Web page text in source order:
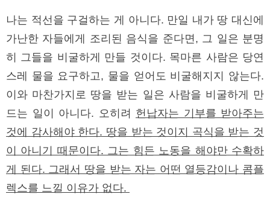
나는 적선을 구걸하는 게 아니다. 만일 내가 땅 대신에
가난한 자들에게 조리된 음식을 준다면, 그 일은 분명
히 그들을 비굴하게 만들 것이다. 목마른 사람은 당연
스레 물을 요구하고, 물을 얻어도 비굴해지지 않는다.
이와 마찬가지로 땅을 받는 일은 사람을 비굴하게 만
드는 일이 아니다. 오히려 헌납자는 기부를 받아주는
것에 감사해야 한다. 땅을 받는 것이지 곡식을 받는 것
이 아니기 때문이다. 그는 힘든 노동을 해야만 수확하
게 된다. 그래서 땅을 받는 자는 어떤 열등감이나 콤플
렉스를 느낄 이유가 없다.